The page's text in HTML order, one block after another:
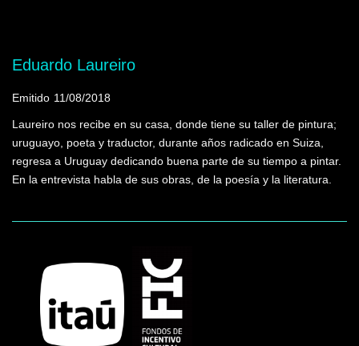
Eduardo Laureiro
Emitido 11/08/2018
Laureiro nos recibe en su casa, donde tiene su taller de pintura;
uruguayo, poeta y traductor, durante años radicado en Suiza,
regresa a Uruguay dedicando buena parte de su tiempo a pintar.
En la entrevista habla de sus obras, de la poesía y la literatura.